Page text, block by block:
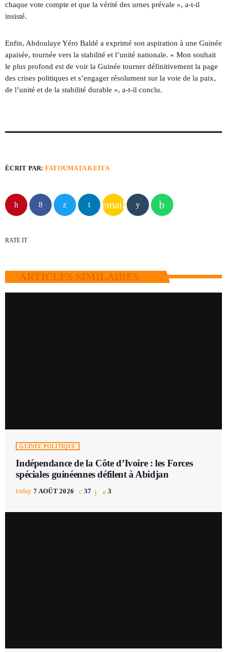
chaque vote compte et que la vérité des urnes prévale », a-t-il
insisté.
Enfin, Abdoulaye Yéro Baldé a exprimé son aspiration à une Guinée
apaisée, tournée vers la stabilité et l’unité nationale. « Mon souhait
le plus profond est de voir la Guinée tourner définitivement la page
des crises politiques et s’engager résolument sur la voie de la paix,
de l’unité et de la stabilité durable », a-t-il conclu.
ÉCRIT PAR: FATOUMATA KEITA
email
RATE IT
ARTICLES SIMILAIRES
GUINÉE POLITIQUE
Indépendance de la Côte d’Ivoire : les Forces
spéciales guinéennes défilent à Abidjan
today 7 AOÛT 2026 37 3